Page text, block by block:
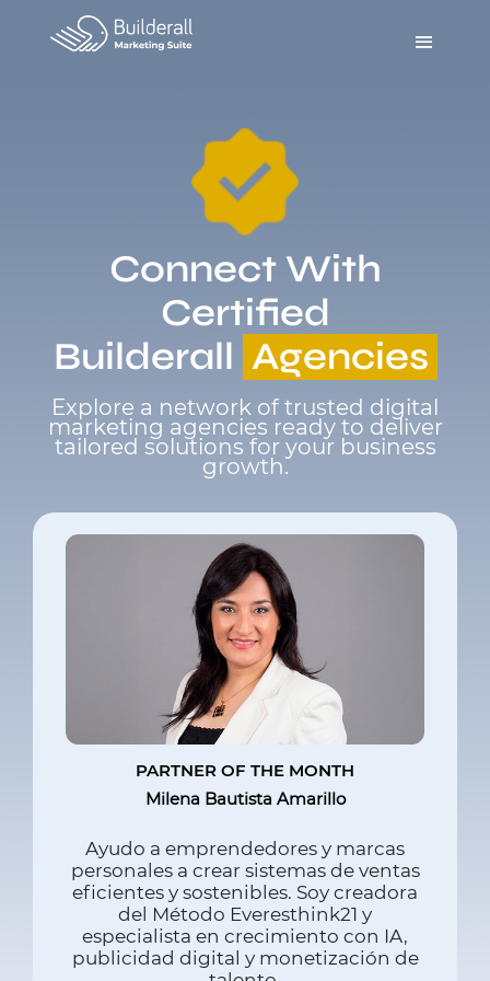
Connect With
Certified
Builderall Agencies
Explore a network of trusted digital
marketing agencies ready to deliver
tailored solutions for your business
growth.
PARTNER OF THE MONTH
Milena Bautista Amarillo
Ayudo a emprendedores y marcas
personales a crear sistemas de ventas
eficientes y sostenibles. Soy creadora
del Método Everesthink21 y
especialista en crecimiento con IA,
publicidad digital y monetización de